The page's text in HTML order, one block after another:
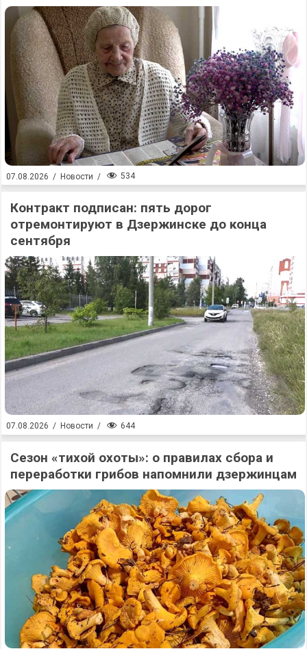
07.08.2026 / Новости / 534
Контракт подписан: пять дорог
отремонтируют в Дзержинске до конца
сентября
07.08.2026 / Новости / 644
Сезон «тихой охоты»: о правилах сбора и
переработки грибов напомнили дзержинцам